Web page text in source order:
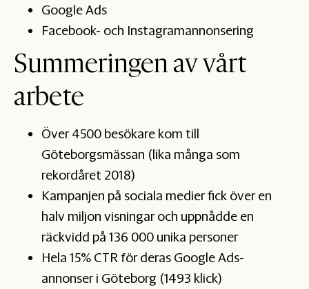
Google Ads
Facebook- och Instagramannonsering
Summeringen av vårt
arbete
Över 4500 besökare kom till
Göteborgsmässan (lika många som
rekordåret 2018)
Kampanjen på sociala medier fick över en
halv miljon visningar och uppnådde en
räckvidd på 136 000 unika personer
Hela 15% CTR för deras Google Ads-
annonser i Göteborg (1493 klick)